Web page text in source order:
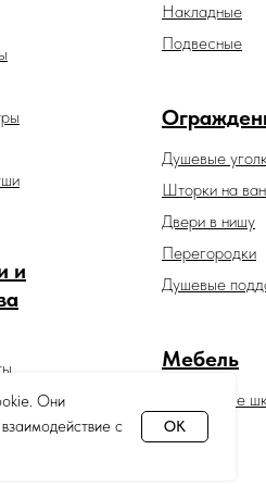
Они
с
OK
Накладные
Подвесные
Зеркальные
Мебель
Душевые
Шторки на
Двери в нишу
Перегородки
Душевые
и